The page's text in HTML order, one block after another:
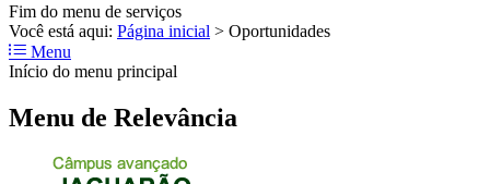
Fim do menu de serviços
Você está aqui: Página inicial > Oportunidades
Menu
Início do menu principal
Menu de Relevância